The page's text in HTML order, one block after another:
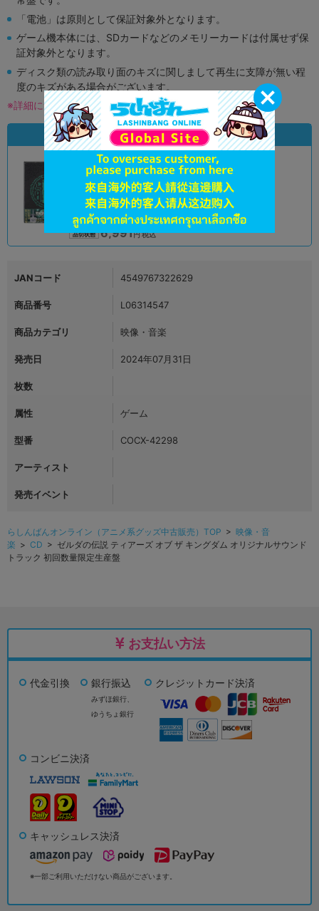
「電池」は原則として保証対象外となります。
ゲーム機本体には、SDカードなどのメモリーカードは付属せず保
証対象外となります。
ディスク類の読み取り面のキズに関しまして再生に支障が無い程
度のキズがある場合がございます。
※詳細につきましてはコチラ
状態違いの同一商品
状態 :A
オンライン
品切状態 6,991円 税込
JANコード 4549767322629
商品番号 L06314547
商品カテゴリ 映像・音楽
発売日 2024年07月31日
枚数
属性 ゲーム
型番 COCX-42298
アーティスト
発売イベント
らしんばんオンライン（アニメ系グッズ中古販売）TOP > 映像・音
楽 > CD > ゼルダの伝説 ティアーズ オブ ザ キングダム オリジナルサウンド
トラック 初回数量限定生産盤
お支払い方法
代金引換 銀行振込
みずほ銀行、
ゆうちょ銀行
クレジットカード決済
コンビニ決済
キャッシュレス決済
※一部ご利用いただけない商品がございます。